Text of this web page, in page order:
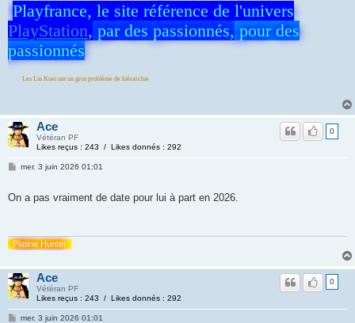
Playfrance, le site référence de l'univers
PlayStation, par des passionnés, pour des
passionnés
ont un gros problème de hiérarchie
Ace
Vétéran PF
Likes reçus : 243 / Likes donnés : 292
0
mer. 3 juin 2026 01:01
On a pas vraiment de date pour lui à part en 2026.
Platine Hunter
Ace
Vétéran PF
Likes reçus : 243 / Likes donnés : 292
0
mer. 3 juin 2026 01:01